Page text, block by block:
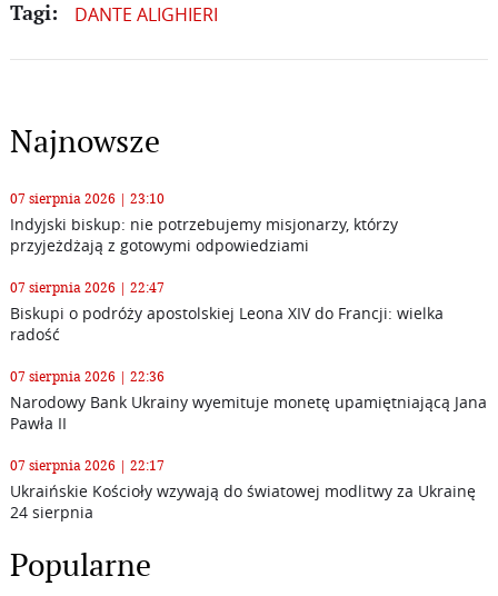
Tagi: DANTE ALIGHIERI
Najnowsze
07 sierpnia 2026 | 23:10
Indyjski biskup: nie potrzebujemy misjonarzy, którzy
przyjeżdżają z gotowymi odpowiedziami
07 sierpnia 2026 | 22:47
Biskupi o podróży apostolskiej Leona XIV do Francji: wielka
radość
07 sierpnia 2026 | 22:36
Narodowy Bank Ukrainy wyemituje monetę upamiętniającą Jana
Pawła II
07 sierpnia 2026 | 22:17
Ukraińskie Kościoły wzywają do światowej modlitwy za Ukrainę
24 sierpnia
Popularne